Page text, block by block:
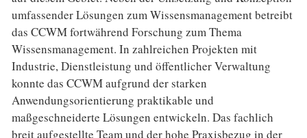
umfassender Lösungen zum Wissensmanagement betreibt
das CCWM fortwährend Forschung zum Thema
Wissensmanagement. In zahlreichen Projekten mit
Industrie, Dienstleistung und öffentlicher Verwaltung
konnte das CCWM aufgrund der starken
Anwendungsorientierung praktikable und
maßgeschneiderte Lösungen entwickeln. Das fachlich
breit aufgestellte Team und der hohe Praxisbezug in der